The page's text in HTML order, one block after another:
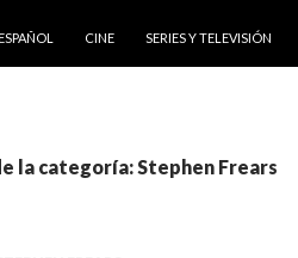
CINE SERIES Y TELEVISIÓN
la categoría: Stephen Frears